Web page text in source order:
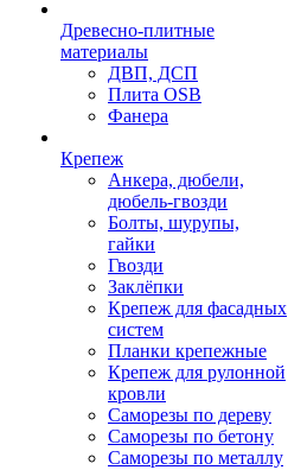
Древесно-плитные
материалы
ДВП, ДСП
Плита OSB
Фанера
Крепеж
Анкера, дюбели,
дюбель-гвозди
Болты, шурупы,
гайки
Гвозди
Заклёпки
Крепеж для фасадных
систем
Планки крепежные
Крепеж для рулонной
кровли
Саморезы по дереву
Саморезы по бетону
Саморезы по металлу